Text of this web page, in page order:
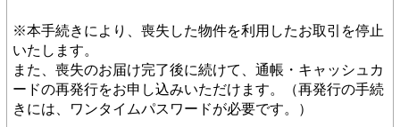
※本手続きにより、喪失した物件を利用したお取引を停止
いたします。
また、喪失のお届け完了後に続けて、通帳・キャッシュカ
ードの再発行をお申し込みいただけます。（再発行の手続
きには、ワンタイムパスワードが必要です。）